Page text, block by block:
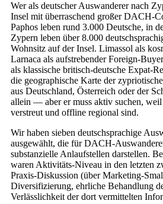
Wer als deutscher Auswanderer nach
Insel mit überraschend großer DACH-
Paphos leben rund 3.000 Deutsche, in
Zypern leben über 8.000
Wohnsitz auf der Insel. Limassol als
Larnaca als aufstrebender Foreign-
als klassische britisch-deutsche Expat-
die geographische Karte der
aus Deutschland, Österreich oder der
allein — aber er muss aktiv suchen,
verstreut und offline regional sind.
Wir haben sieben deutschsprachige
ausgewählt, die für DACH-
substanzielle Anlaufstellen darstellen.
waren Aktivitäts-Niveau in den letzten
Praxis-Diskussion (über Marketing-
Diversifizierung, ehrliche Behandlung
Verlässlichkeit der dort vermittelten